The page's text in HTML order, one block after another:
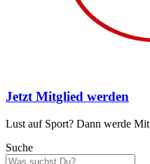
Jetzt Mitglied werden
Lust auf Sport? Dann werde
Suche